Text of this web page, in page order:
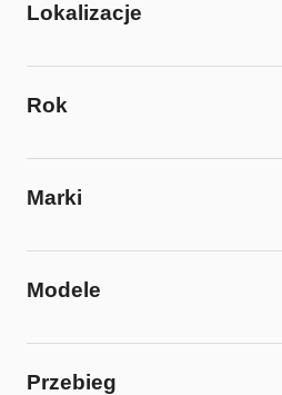
Lokalizacje
Rok
Marki
Modele
Przebieg